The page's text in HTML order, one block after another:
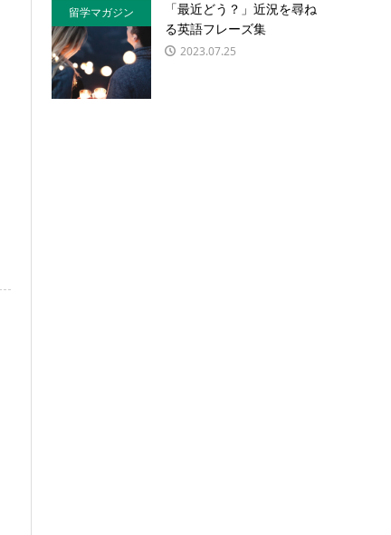
留学マガジン
「最近どう？」近況を尋ね
る英語フレーズ集
2023.07.25